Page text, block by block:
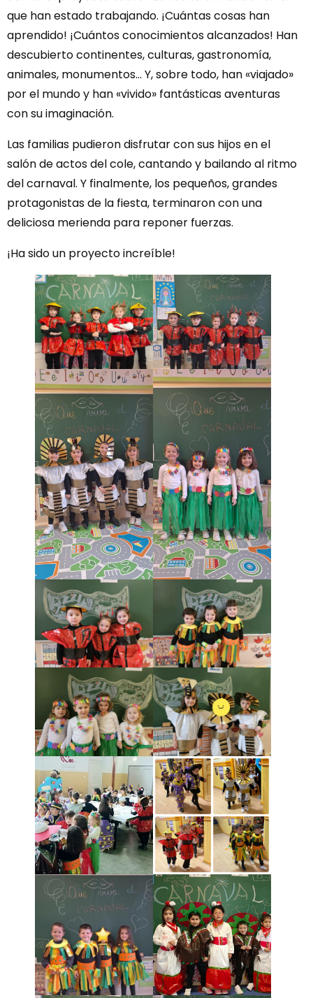
que han estado trabajando. ¡Cuántas cosas han
aprendido! ¡Cuántos conocimientos alcanzados! Han
descubierto continentes, culturas, gastronomía,
animales, monumentos… Y, sobre todo, han «viajado»
por el mundo y han «vivido» fantásticas aventuras
con su imaginación.
Las familias pudieron disfrutar con sus hijos en el
salón de actos del cole, cantando y bailando al ritmo
del carnaval. Y finalmente, los pequeños, grandes
protagonistas de la fiesta, terminaron con una
deliciosa merienda para reponer fuerzas.
¡Ha sido un proyecto increíble!